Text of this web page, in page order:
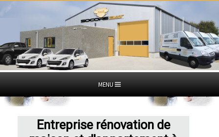
MENU
Entreprise rénovation de